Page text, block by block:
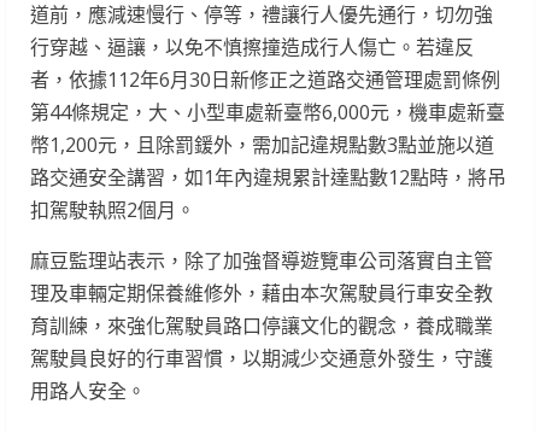
道前，應減速慢行、停等，禮讓行人優先通行，切勿強
行穿越、逼讓，以免不慎擦撞造成行人傷亡。若違反
者，依據112年6月30日新修正之道路交通管理處罰條例
第44條規定，大、小型車處新臺幣6,000元，機車處新臺
幣1,200元，且除罰鍰外，需加記違規點數3點並施以道
路交通安全講習，如1年內違規累計達點數12點時，將吊
扣駕駛執照2個月。
麻豆監理站表示，除了加強督導遊覽車公司落實自主管
理及車輛定期保養維修外，藉由本次駕駛員行車安全教
育訓練，來強化駕駛員路口停讓文化的觀念，養成職業
駕駛員良好的行車習慣，以期減少交通意外發生，守護
用路人安全。